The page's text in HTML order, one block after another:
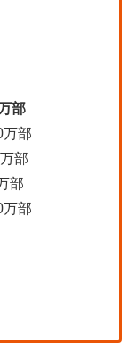
部
部
部
部
部